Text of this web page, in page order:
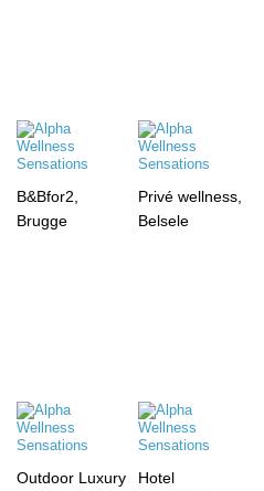
B&Bfor2,
Brugge
Privé wellness,
Belsele
Outdoor Luxury
Hotel